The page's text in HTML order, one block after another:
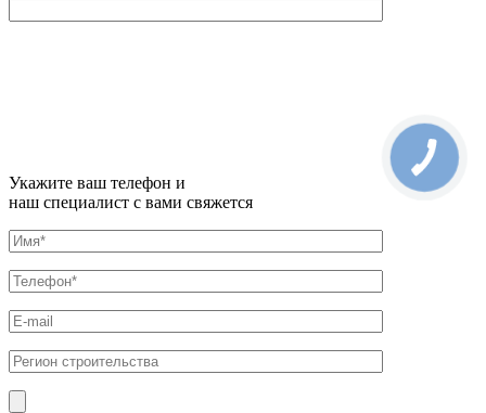
Укажите ваш телефон и
наш специалист с вами свяжется